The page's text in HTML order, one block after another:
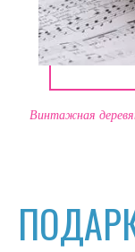
Винтажная